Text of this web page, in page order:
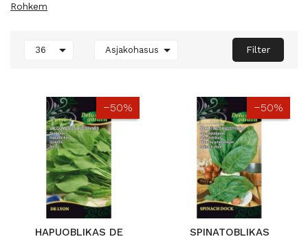
Rohkem
36  Asjakohasus  Filter
−50%
HAPUOBLIKAS DE
−50%
SPINATOBLIKAS